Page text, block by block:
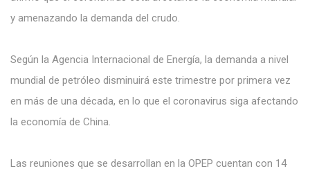
y amenazando la demanda del crudo.
Según la Agencia Internacional de Energía, la demanda a nivel
mundial de petróleo disminuirá este trimestre por primera vez
en más de una década, en lo que el coronavirus siga afectando
la economía de China.
Las reuniones que se desarrollan en la OPEP cuentan con 14